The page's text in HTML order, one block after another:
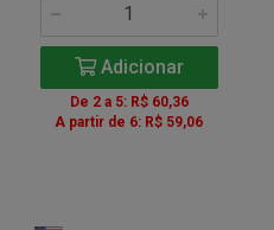
Adicionar
De 2 a 5: R$ 60,36
A partir de 6: R$ 59,06